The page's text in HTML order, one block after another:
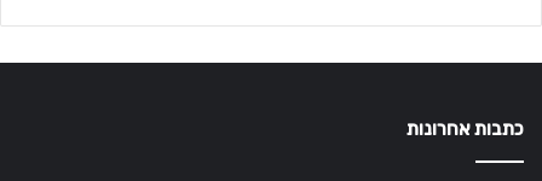
כתבות אחרונות